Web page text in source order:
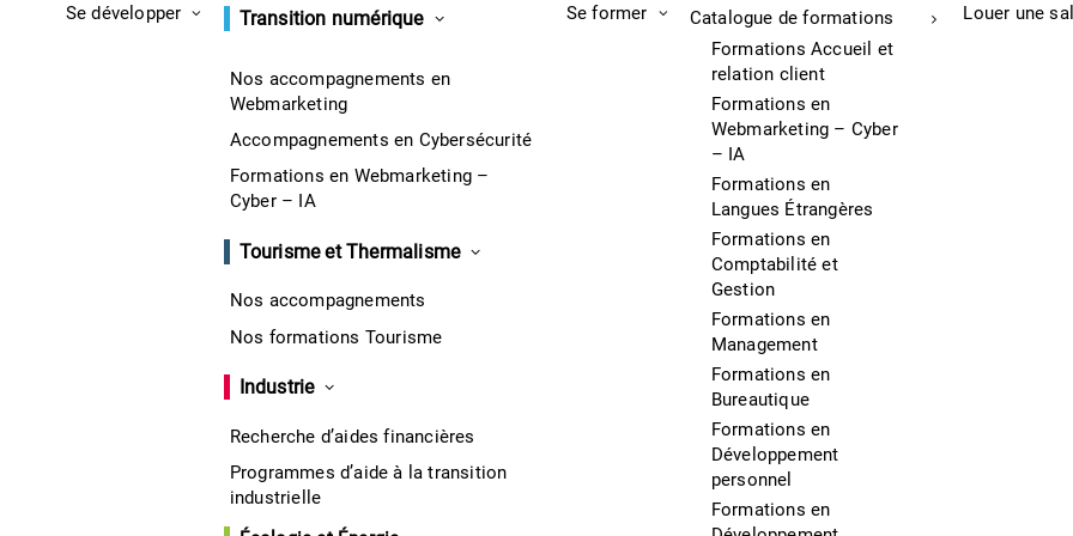
Se développer Transition numérique
Nos accompagnements en
Webmarketing
Accompagnements en Cybersécurité
Formations en Webmarketing –
Cyber – IA
Tourisme et Thermalisme
Nos accompagnements
Nos formations Tourisme
Industrie
Recherche d’aides financières
Programmes d’aide à la transition
industrielle
Se former
Catalogue de formations
Formations Accueil et
relation client
Formations en
Webmarketing – Cyber
– IA
Formations en
Langues Étrangères
Formations en
Comptabilité et
Gestion
Formations en
Management
Formations en
Bureautique
Formations en
Développement
personnel
Formations en
Louer une